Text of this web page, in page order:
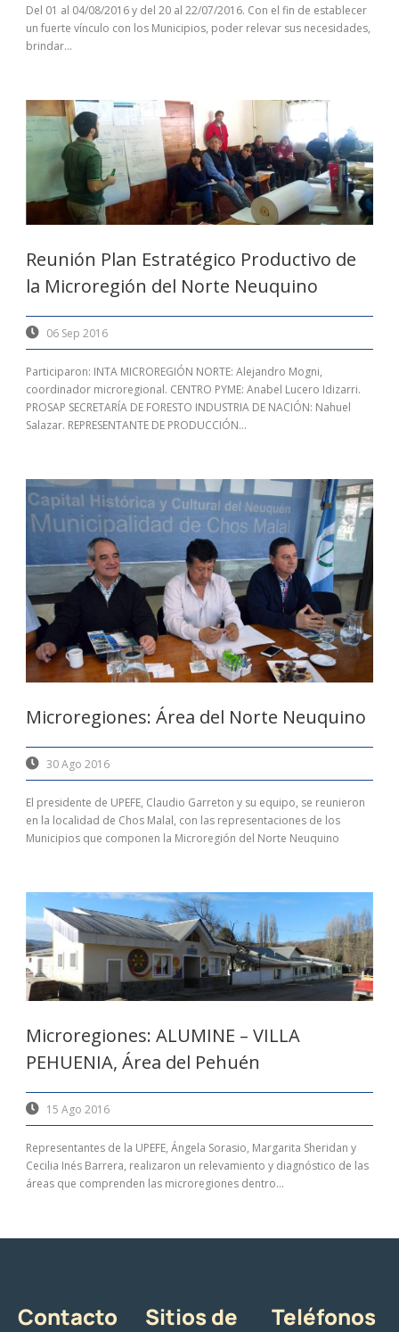
Del 01 al 04/08/2016 y del 20 al 22/07/2016. Con el fin de establecer
un fuerte vínculo con los Municipios, poder relevar sus necesidades,
brindar...
Reunión Plan Estratégico Productivo de
la Microregión del Norte Neuquino
06 Sep 2016
Participaron: INTA MICROREGIÓN NORTE: Alejandro Mogni,
coordinador microregional. CENTRO PYME: Anabel Lucero Idizarri.
PROSAP SECRETARÍA DE FORESTO INDUSTRIA DE NACIÓN: Nahuel
Salazar. REPRESENTANTE DE PRODUCCIÓN...
Microregiones: Área del Norte Neuquino
30 Ago 2016
El presidente de UPEFE, Claudio Garreton y su equipo, se reunieron
en la localidad de Chos Malal, con las representaciones de los
Municipios que componen la Microregión del Norte Neuquino
Microregiones: ALUMINE – VILLA
PEHUENIA, Área del Pehuén
15 Ago 2016
Representantes de la UPEFE, Ángela Sorasio, Margarita Sheridan y
Cecilia Inés Barrera, realizaron un relevamiento y diagnóstico de las
áreas que comprenden las microregiones dentro...
Contacto
Sitios de
Teléfonos